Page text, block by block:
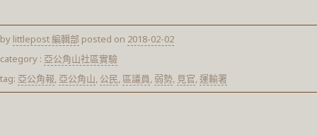
by littlepost 編輯部 posted on 2018-02-02
category : 亞公角山社區實驗
tag: 亞公角報 亞公角山 公民 區議員 弱勢 見官 運輸署